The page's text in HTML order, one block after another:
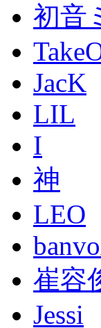
初音
JacK
LIL
I
神
LEO
崔容
Jessi